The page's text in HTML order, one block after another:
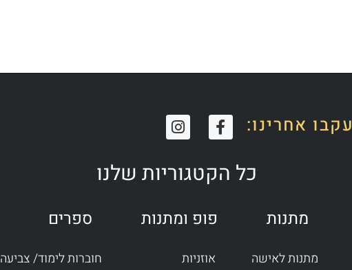
עקבו אחרינו:
F
a
e
b
o
k
I
n
t
a
r
a
כל הקטגוריות שלנו
מתנות
מתנות לאישה
פופ ומתנות
אוזניות
ספרים
חוברות לימוד/ צביעה